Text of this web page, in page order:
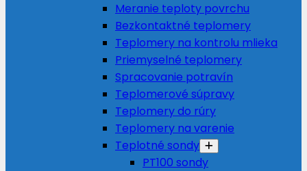
Meranie teploty povrchu
Bezkontaktné teplomery
Teplomery na kontrolu mlieka
Priemyselné teplomery
Spracovanie potravín
Teplomerové súpravy
Teplomery do rúry
Teplomery na varenie
Teplotné sondy
PT100 sondy